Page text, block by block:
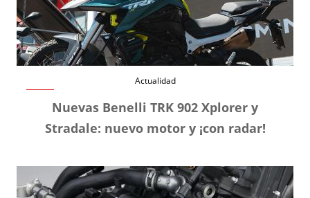
Actualidad
Nuevas Benelli TRK 902 Xplorer y
Stradale: nuevo motor y ¡con radar!